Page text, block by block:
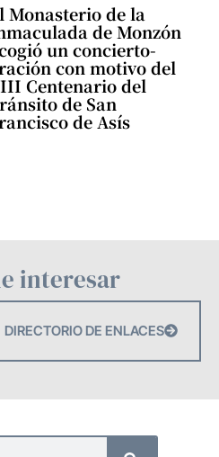
Monasterio de la
de Monzón
un concierto-
con motivo del
Centenario del
de San
de Asís
interesar
DIRECTORIO DE ENLACES